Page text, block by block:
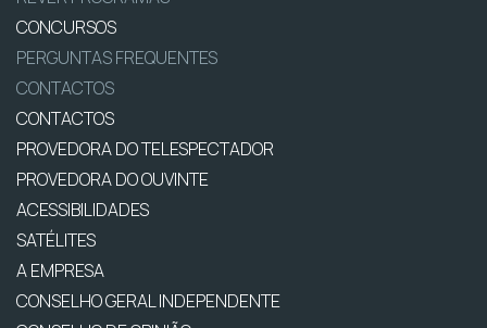
CONCURSOS
PERGUNTAS FREQUENTES
CONTACTOS
CONTACTOS
PROVEDORA DO TELESPECTADOR
PROVEDORA DO OUVINTE
ACESSIBILIDADES
SATÉLITES
A EMPRESA
CONSELHO GERAL INDEPENDENTE